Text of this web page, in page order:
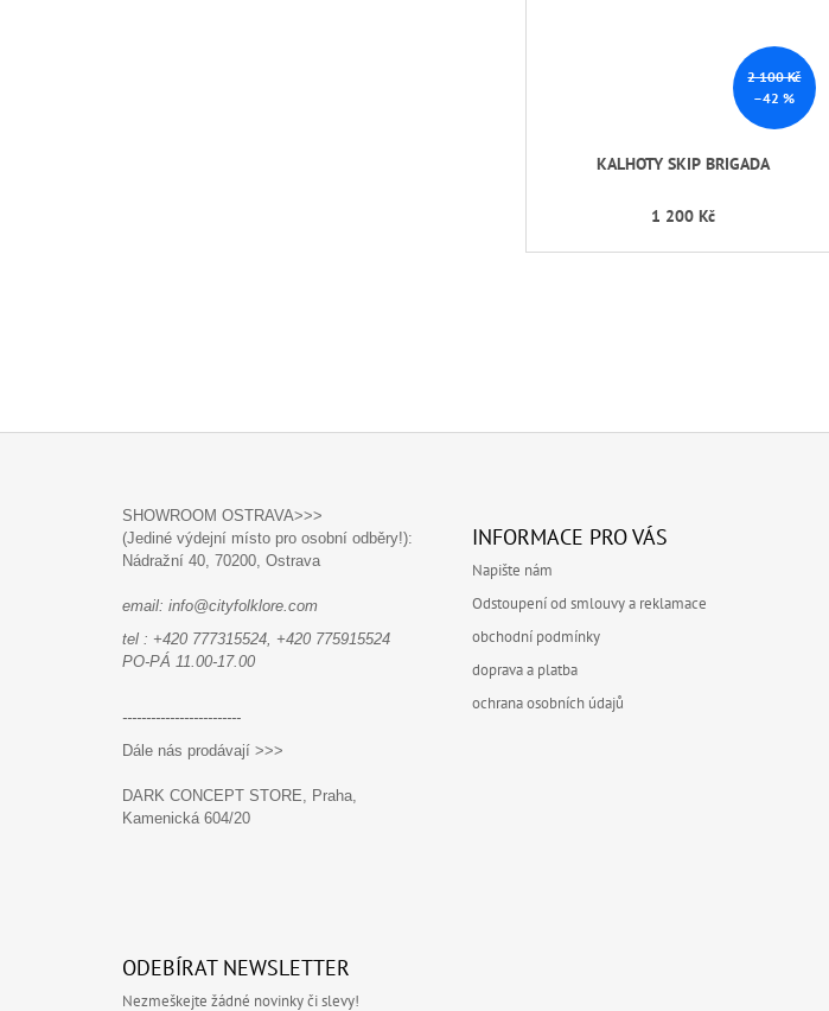
2 100 Kč
–42 %
KALHOTY SKIP BRIGADA
1 200 Kč
SHOWROOM OSTRAVA>>>
(Jediné výdejní místo pro osobní odběry!):
Nádražní 40, 70200, Ostrava
email: info@cityfolklore.com
tel : +420 777315524, +420 775915524
PO-PÁ 11.00-17.00
-------------------------
Dále nás prodávají >>>
DARK CONCEPT STORE, Praha,
Kamenická 604/20
INFORMACE PRO VÁS
Napište nám
Odstoupení od smlouvy a reklamace
obchodní podmínky
doprava a platba
ochrana osobních údajů
ODEBÍRAT NEWSLETTER
Nezmeškejte žádné novinky či slevy!